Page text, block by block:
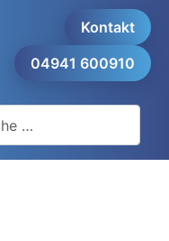
Kontakt
04941 600910